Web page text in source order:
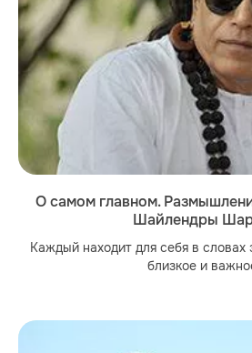
О самом главном.
Шайлендры
Каждый находит для себя в словах
близкое и